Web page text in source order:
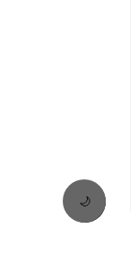
🌙